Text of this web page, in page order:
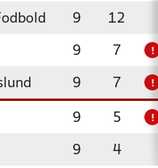
9 12
9 7 !
9 7 !
9 5 !
9 4